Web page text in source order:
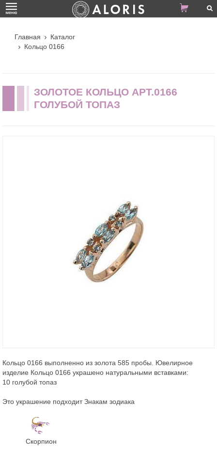
Главная
Каталог
Кольцо 0166
ЗОЛОТОЕ КОЛЬЦО АРТ.0166
ГОЛУБОЙ ТОПАЗ
Кольцо 0166 выполненно из золота 585 пробы. Ювелирное
изделие Кольцо 0166 украшено натуральными вставками:
10 голубой топаз
Это украшение подходит Знакам зодиака
Скорпион